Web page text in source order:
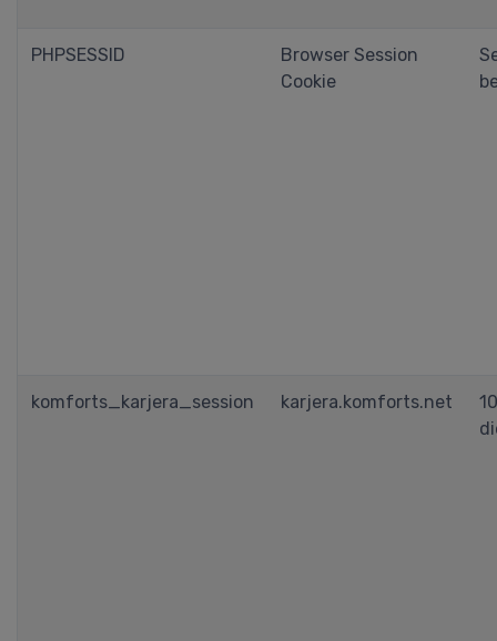
PHPSESSID
Browser Session
Cookie
komforts_karjera_session karjera.komforts.net
10